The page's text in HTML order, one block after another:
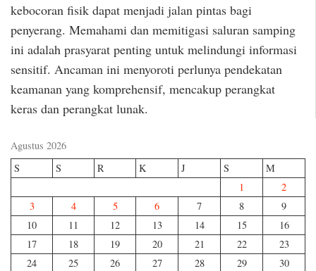
kebocoran fisik dapat menjadi jalan pintas bagi
penyerang. Memahami dan memitigasi saluran samping
ini adalah prasyarat penting untuk melindungi informasi
sensitif. Ancaman ini menyoroti perlunya pendekatan
keamanan yang komprehensif, mencakup perangkat
keras dan perangkat lunak.
Agustus 2026
S
S R K J S
M
1
2
3
4 5 6 7 8
9
10
11 12 13 14 15
16
17
18 19 20 21 22
23
24
25 26 27 28 29
30